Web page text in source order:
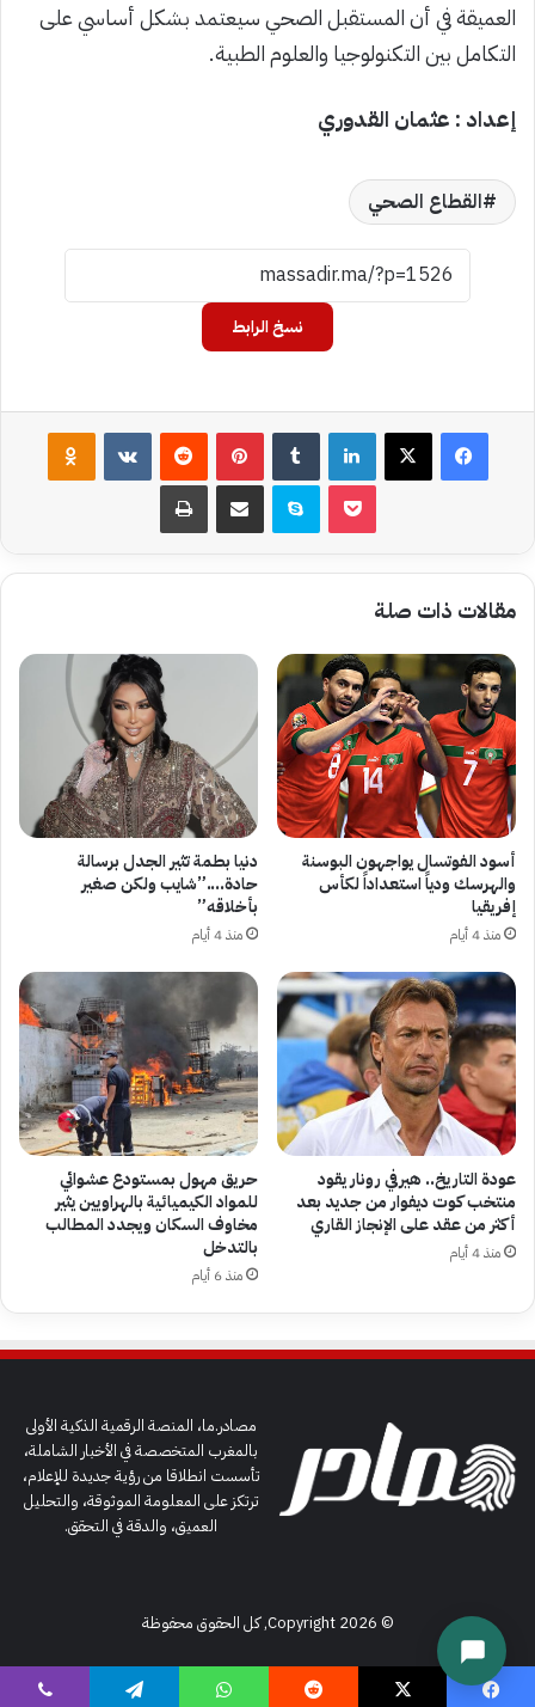
العميقة في أن المستقبل الصحي سيعتمد بشكل أساسي على
التكامل بين التكنولوجيا والعلوم الطبية.
إعداد : عثمان القدوري
القطاع الصحي
نسخ الرابط
فيسبوك‫X لينكدإن ‏Tumblr بينتيريست
‏Reddit
‏VKontakte
‫Pocket سكايب مشاركة عبر البريد طباعة
مقالات ذات صلة
أسود الفوتسال يواجهون البوسنة
والهرسك ودياً استعداداً لكأس
إفريقيا
منذ 4 أيام
دنيا بطمة تثير الجدل برسالة
حادة….”شايب ولكن صغير
بأخلاقه”
منذ 4 أيام
عودة التاريخ.. هيرفي رونار يقود
منتخب كوت ديفوار من جديد بعد
أكثر من عقد على الإنجاز القاري
منذ 4 أيام
حريق مهول بمستودع عشوائي
للمواد الكيميائية بالهراويين يثير
مخاوف السكان ويجدد المطالب
بالتدخل
منذ 6 أيام
مصادر.ما، المنصة الرقمية الذكية الأولى
بالمغرب المتخصصة في الأخبار الشاملة،
تأسست انطلاقا من رؤية جديدة للإعلام،
ترتكز على المعلومة الموثوقة، والتحليل
العميق، والدقة في التحقق.
© Copyright 2026, كل الحقوق محفوظة